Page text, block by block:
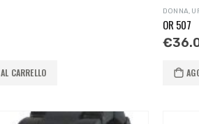
CARRELLO
DONNA,
OR 507
€